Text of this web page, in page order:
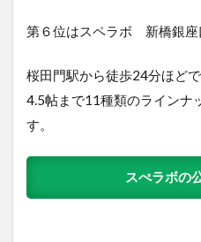
第６位はスペラボ 新橋銀座
桜田門駅から徒歩24分ほど
4.5帖まで11種類のラインナ
す。
スぺラボの